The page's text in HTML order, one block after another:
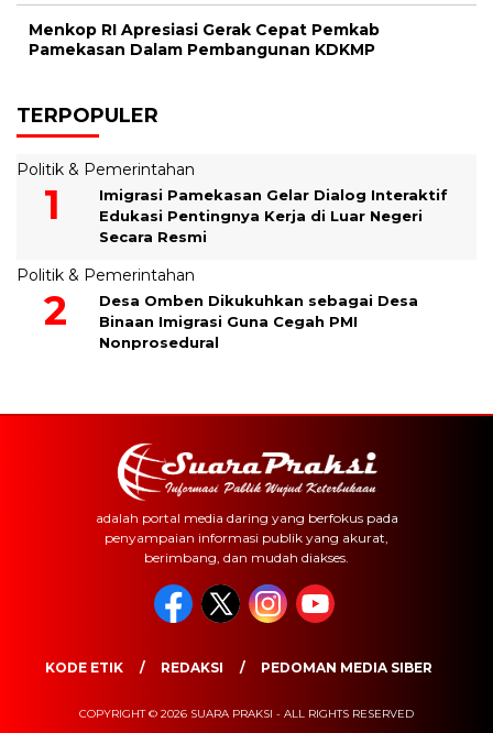
Menkop RI Apresiasi Gerak Cepat Pemkab
Pamekasan Dalam Pembangunan KDKMP
TERPOPULER
Politik & Pemerintahan
Imigrasi Pamekasan Gelar Dialog Interaktif
Edukasi Pentingnya Kerja di Luar Negeri
Secara Resmi
Politik & Pemerintahan
Desa Omben Dikukuhkan sebagai Desa
Binaan Imigrasi Guna Cegah PMI
Nonprosedural
adalah portal media daring yang berfokus pada
penyampaian informasi publik yang akurat,
berimbang, dan mudah diakses.
KODE ETIK REDAKSI PEDOMAN MEDIA SIBER
COPYRIGHT © 2026 SUARA PRAKSI - ALL RIGHTS RESERVED